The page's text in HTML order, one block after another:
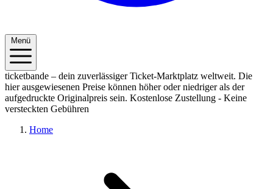
Menü
ticketbande – dein zuverlässiger Ticket-Marktplatz weltweit. Die
hier ausgewiesenen Preise können höher oder niedriger als der
aufgedruckte Originalpreis sein. Kostenlose Zustellung - Keine
versteckten Gebühren
Home